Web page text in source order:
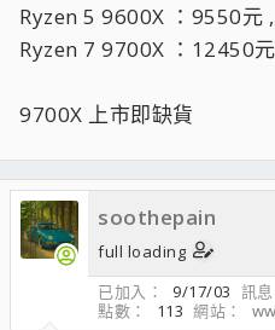
Ryzen 5 9600X ：9550元
Ryzen 7 9700X ：12450
9700X 上市即缺貨
soothepain
full loading
已加入
9/17/03 訊息
點數
113 網站